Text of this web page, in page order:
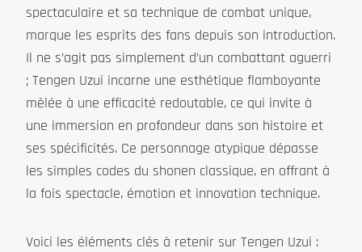
spectaculaire et sa technique de combat unique,
marque les esprits des fans depuis son introduction.
Il ne s’agit pas simplement d’un combattant aguerri
; Tengen Uzui incarne une esthétique flamboyante
mêlée à une efficacité redoutable, ce qui invite à
une immersion en profondeur dans son histoire et
ses spécificités. Ce personnage atypique dépasse
les simples codes du shonen classique, en offrant à
la fois spectacle, émotion et innovation technique.
Voici les éléments clés à retenir sur Tengen Uzui :